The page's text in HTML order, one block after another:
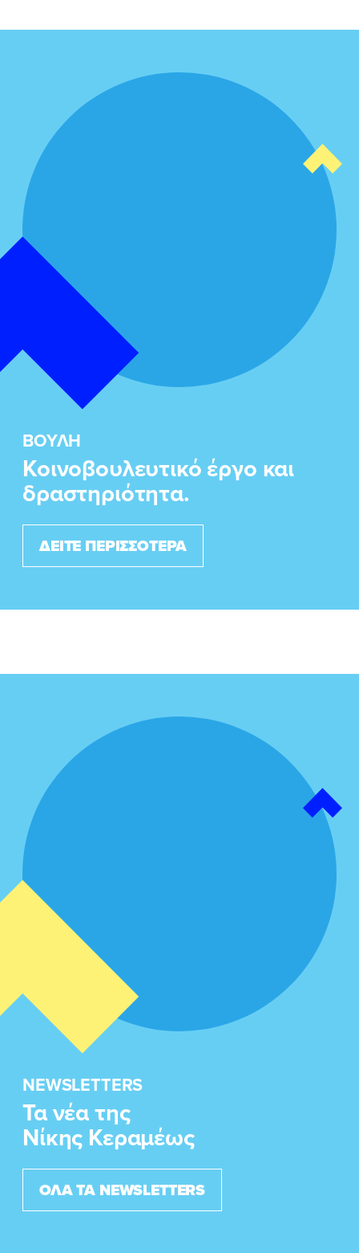
ΒΟΥΛΗ
Κοινοβουλευτικό έργο και
δραστηριότητα.
ΔΕΙΤΕ ΠΕΡΙΣΣΟΤΕΡΑ
NEWSLETTERS
Τα νέα της
Νίκης Κεραμέως
ΟΛΑ ΤΑ NEWSLETTERS